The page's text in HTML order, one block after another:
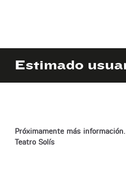
Estimado
Próximamente más información.
Teatro Solís